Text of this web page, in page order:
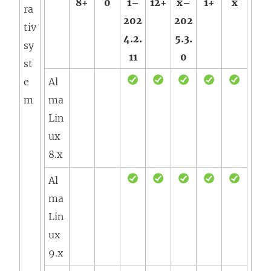
ra
tiv
sy
st
e
m
8+ 0
1–
202
4.2.
11
12+
x–
202
5.3.
0
1+ x
Al
ma
Lin
ux
8.x
Al
ma
Lin
ux
9.x